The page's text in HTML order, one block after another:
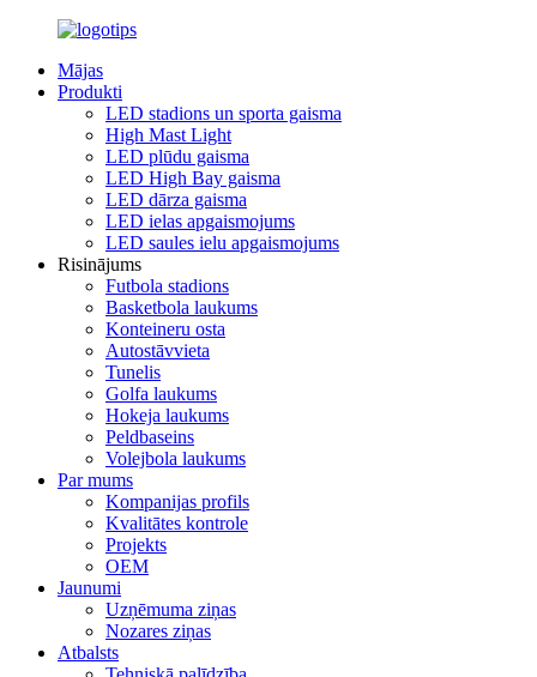
Mājas
Produkti
LED stadions un sporta gaisma
High Mast Light
LED plūdu gaisma
LED High Bay gaisma
LED dārza gaisma
LED ielas apgaismojums
LED saules ielu apgaismojums
Risinājums
Futbola stadions
Basketbola laukums
Konteineru osta
Autostāvvieta
Tunelis
Golfa laukums
Hokeja laukums
Peldbaseins
Volejbola laukums
Par mums
Kompanijas profils
Kvalitātes kontrole
Projekts
OEM
Jaunumi
Uzņēmuma ziņas
Nozares ziņas
Atbalsts